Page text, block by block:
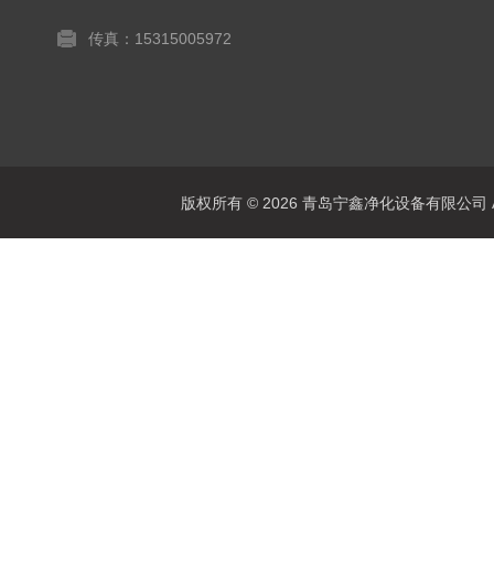
传真：15315005972
版权所有 © 2026 青岛宁鑫净化设备有限